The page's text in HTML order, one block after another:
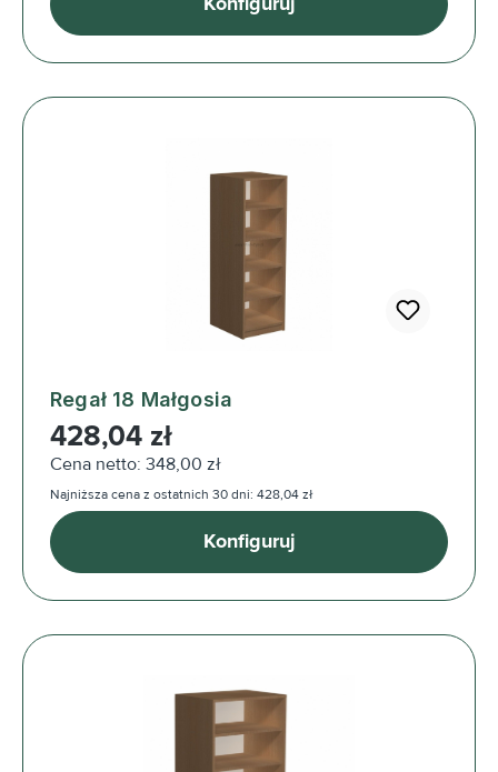
Regał 18 Małgosia
Cena regularna:
428,04 zł
Cena netto: 348,00 zł
Najniższa cena z ostatnich 30 dni: 428,04 zł
Konfiguruj